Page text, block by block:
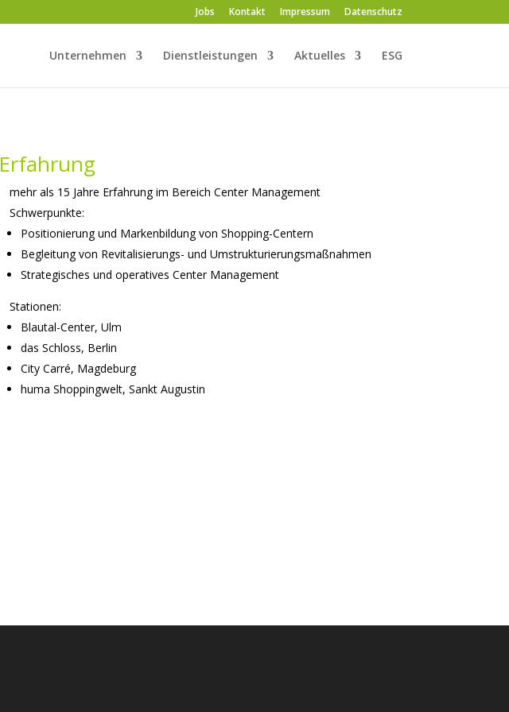
Jobs Kontakt Impressum Datenschutz
Unternehmen Dienstleistungen Aktuelles ESG
Erfahrung
mehr als 15 Jahre Erfahrung im Bereich Center Management
Schwerpunkte:
Positionierung und Markenbildung von Shopping-Centern
Begleitung von Revitalisierungs- und Umstrukturierungsmaßnahmen
Strategisches und operatives Center Management
Stationen:
Blautal-Center, Ulm
das Schloss, Berlin
City Carré, Magdeburg
huma Shoppingwelt, Sankt Augustin